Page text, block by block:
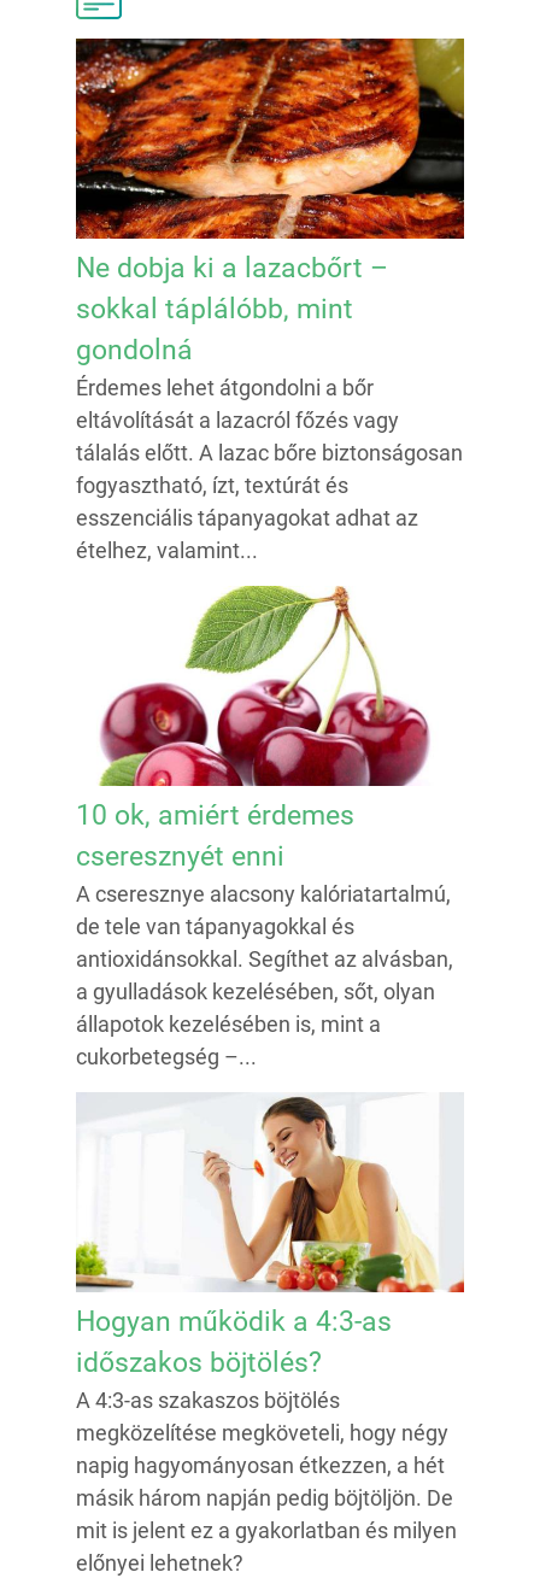
Ne dobja ki a lazacbőrt –
sokkal táplálóbb, mint
gondolná
Érdemes lehet átgondolni a bőr
eltávolítását a lazacról főzés vagy
tálalás előtt. A lazac bőre biztonságosan
fogyasztható, ízt, textúrát és
esszenciális tápanyagokat adhat az
ételhez, valamint...
10 ok, amiért érdemes
cseresznyét enni
A cseresznye alacsony kalóriatartalmú,
de tele van tápanyagokkal és
antioxidánsokkal. Segíthet az alvásban,
a gyulladások kezelésében, sőt, olyan
állapotok kezelésében is, mint a
cukorbetegség –...
Hogyan működik a 4:3-as
időszakos böjtölés?
A 4:3-as szakaszos böjtölés
megközelítése megköveteli, hogy négy
napig hagyományosan étkezzen, a hét
másik három napján pedig böjtöljön. De
mit is jelent ez a gyakorlatban és milyen
előnyei lehetnek?